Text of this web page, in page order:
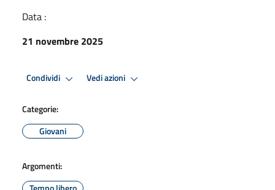
Data :
21 novembre 2025
Condividi Vedi azioni
Categorie:
Giovani
Argomenti: